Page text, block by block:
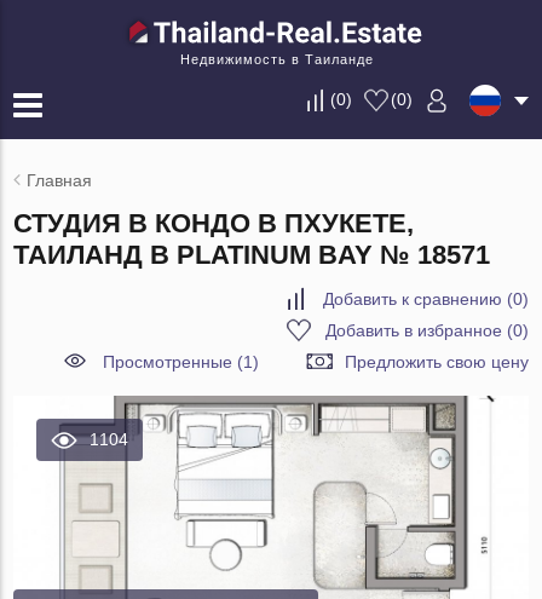
Недвижимость в Таиланде
(0) (0)
Главная
СТУДИЯ В КОНДО В ПХУКЕТЕ,
ТАИЛАНД В PLATINUM BAY № 18571
Добавить к сравнению (0)
Добавить в избранное (0)
Просмотренные (1)
Предложить свою цену
1104